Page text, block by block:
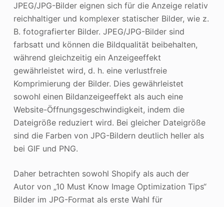
JPEG/JPG-Bilder eignen sich für die Anzeige relativ
reichhaltiger und komplexer statischer Bilder, wie z.
B. fotografierter Bilder. JPEG/JPG-Bilder sind
farbsatt und können die Bildqualität beibehalten,
während gleichzeitig ein Anzeigeeffekt
gewährleistet wird, d. h. eine verlustfreie
Komprimierung der Bilder. Dies gewährleistet
sowohl einen Bildanzeigeeffekt als auch eine
Website-Öffnungsgeschwindigkeit, indem die
Dateigröße reduziert wird. Bei gleicher Dateigröße
sind die Farben von JPG-Bildern deutlich heller als
bei GIF und PNG.
Daher betrachten sowohl Shopify als auch der
Autor von „10 Must Know Image Optimization Tips“
Bilder im JPG-Format als erste Wahl für